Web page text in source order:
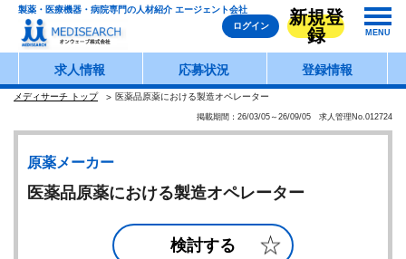
製薬・医療機器・病院専門の人材紹介 エージェント会社
ログイン
新規登
録
MENU
求人情報 応募状況 登録情報
メディサーチ トップ 医薬品原薬における製造オペレーター
掲載期間：26/03/05～26/09/05 求人管理No.012724
原薬メーカー
医薬品原薬における製造オペレーター
検討する